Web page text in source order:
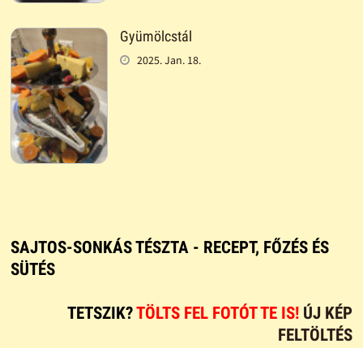
Gyümölcstál
2025. Jan. 18.
SAJTOS-SONKÁS TÉSZTA - RECEPT, FŐZÉS ÉS
SÜTÉS
TETSZIK?TÖLTS FEL FOTÓT TE IS! ÚJ KÉP
FELTÖLTÉS